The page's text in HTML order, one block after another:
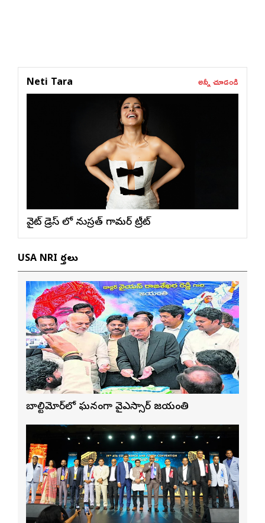
Neti Tara అన్నీ చూడండి
వైట్ డ్రెస్ లో నుస్ర‌త్ గ్లామ‌ర్ ట్రీట్
USA NRI వార్తలు
బాల్టిమోర్‌లో ఘనంగా వైఎస్సార్‌ జయంతి